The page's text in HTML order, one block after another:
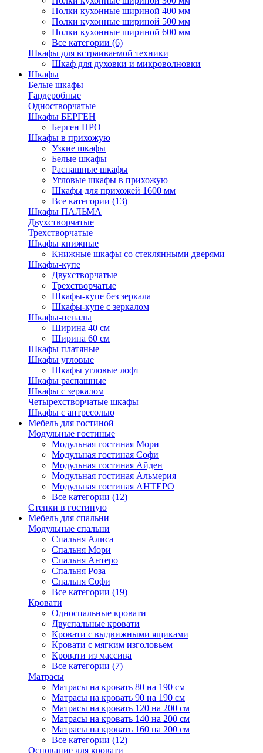
Полки кухонные шириной 400 мм
Полки кухонные шириной 500 мм
Полки кухонные шириной 600 мм
Все категории (6)
Шкафы для встраиваемой техники
Шкаф для духовки и микроволновки
Шкафы
Белые шкафы
Гардеробные
Одностворчатые
Шкафы БЕРГЕН
Берген ПРО
Шкафы в прихожую
Узкие шкафы
Белые шкафы
Распашные шкафы
Угловые шкафы в прихожую
Шкафы для прихожей 1600 мм
Все категории (13)
Шкафы ПАЛЬМА
Двухстворчатые
Трехстворчатые
Шкафы книжные
Книжные шкафы со стеклянными дверями
Шкафы-купе
Двухстворчатые
Трехстворчатые
Шкафы-купе без зеркала
Шкафы-купе с зеркалом
Шкафы-пеналы
Ширина 40 см
Ширина 60 см
Шкафы платяные
Шкафы угловые
Шкафы угловые лофт
Шкафы распашные
Шкафы с зеркалом
Четырехстворчатые шкафы
Шкафы с антресолью
Мебель для гостиной
Модульные гостиные
Модульная гостиная Мори
Модульная гостиная Софи
Модульная гостиная Айден
Модульная гостиная Альмерия
Модульная гостиная АНТЕРО
Все категории (12)
Стенки в гостиную
Мебель для спальни
Модульные спальни
Спальня Алиса
Спальня Мори
Спальня Антеро
Спальня Роза
Спальня Софи
Все категории (19)
Кровати
Односпальные кровати
Двуспальные кровати
Кровати с выдвижными ящиками
Кровати с мягким изголовьем
Кровати из массива
Все категории (7)
Матрасы
Матрасы на кровать 80 на 190 см
Матрасы на кровать 90 на 190 см
Матрасы на кровать 120 на 200 см
Матрасы на кровать 140 на 200 см
Матрасы на кровать 160 на 200 см
Все категории (12)
Основание для кровати